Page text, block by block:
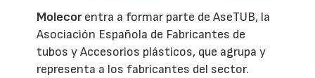
Molecorentra a formar parte de AseTUB, la
Asociación Española de Fabricantes de
tubos y Accesorios plásticos, que agrupa y
representa a los fabricantes del sector.